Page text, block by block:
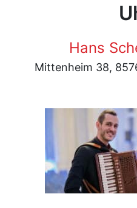
Hans
Mittenheim 38,